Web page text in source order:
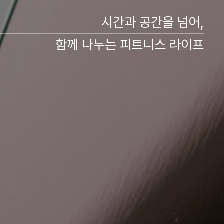
시간과 공간을 넘어,
함께 나누는 피트니스 라이프